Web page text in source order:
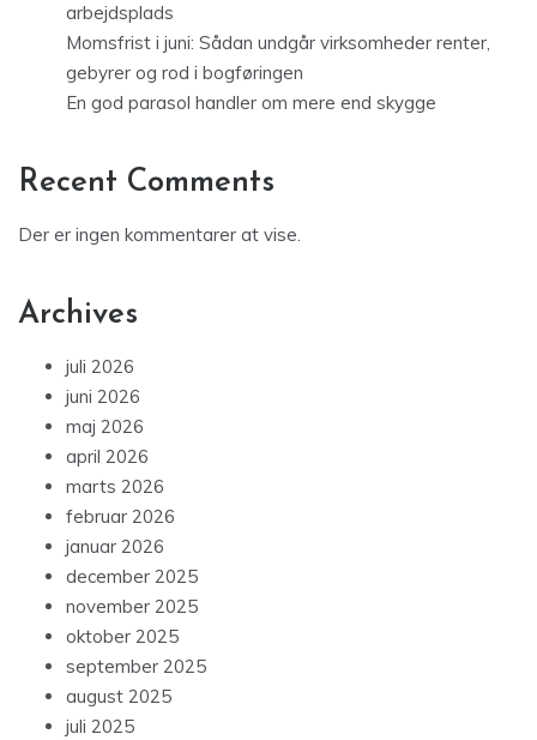
arbejdsplads
Momsfrist i juni: Sådan undgår virksomheder renter,
gebyrer og rod i bogføringen
En god parasol handler om mere end skygge
Recent Comments
Der er ingen kommentarer at vise.
Archives
juli 2026
juni 2026
maj 2026
april 2026
marts 2026
februar 2026
januar 2026
december 2025
november 2025
oktober 2025
september 2025
august 2025
juli 2025